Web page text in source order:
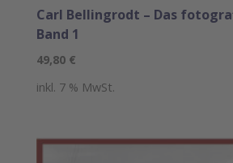
Carl Bellingrodt – Das
Band 1
49,80 €
inkl. 7 % MwSt.